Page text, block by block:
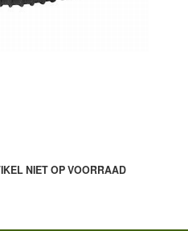
NIET OP VOORRAAD